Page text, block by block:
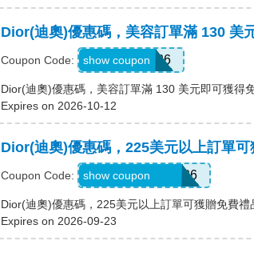
Dior(迪奧)優惠碼，美容訂單滿 130 美
Coupon Code: RADJUL26
show coupon
Dior(迪奧)優惠碼，美容訂單滿 130 美元即可獲得
Expires on 2026-10-12
Dior(迪奧)優惠碼，225美元以上訂單
Coupon Code: FATHERSDIOR26
show coupon
Dior(迪奧)優惠碼，225美元以上訂單可獲贈免費禮
Expires on 2026-09-23